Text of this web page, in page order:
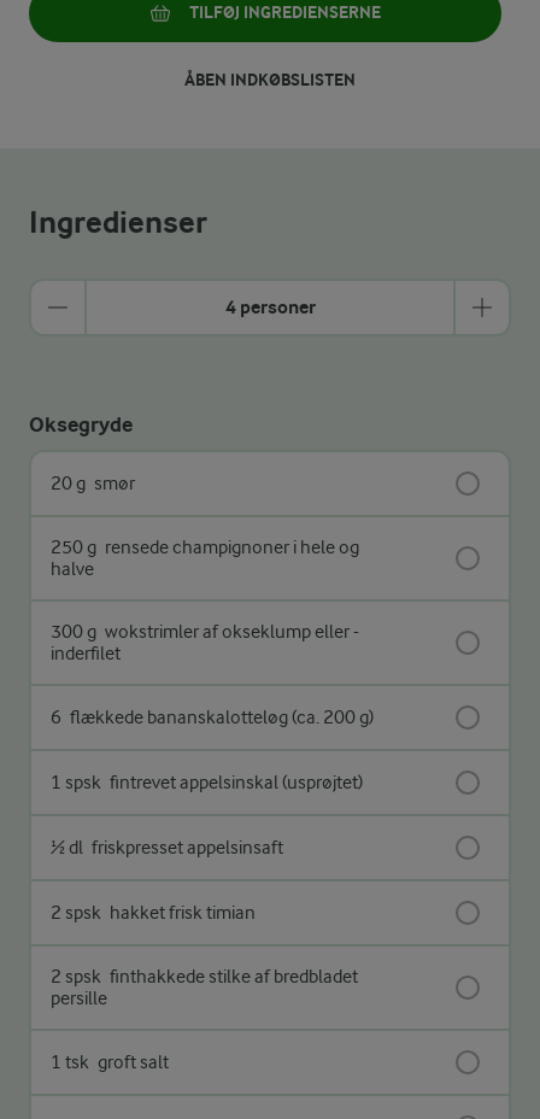
TILFØJ INGREDIENSERNE
ÅBEN INDKØBSLISTEN
Ingredienser
4 personer
Oksegryde
20 g smør
250 g rensede champignoner i hele og
halve
300 g wokstrimler af okseklump eller -
inderfilet
6 flækkede bananskalotteløg (ca. 200 g)
1 spsk fintrevet appelsinskal (usprøjtet)
½ dl friskpresset appelsinsaft
2 spsk hakket frisk timian
2 spsk finthakkede stilke af bredbladet
persille
1 tsk groft salt